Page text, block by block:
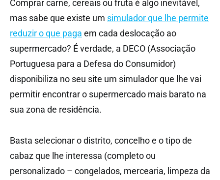
Comprar carne, cereais ou fruta é algo inevitável,
mas sabe que existe um simulador que lhe permite
reduzir o que paga em cada deslocação ao
supermercado? É verdade, a DECO (Associação
Portuguesa para a Defesa do Consumidor)
disponibiliza no seu site um simulador que lhe vai
permitir encontrar o supermercado mais barato na
sua zona de residência.
Basta selecionar o distrito, concelho e o tipo de
cabaz que lhe interessa (completo ou
personalizado – congelados, mercearia, limpeza da